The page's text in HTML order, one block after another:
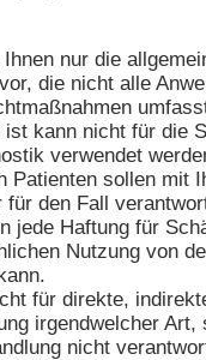
nur die
die nicht alle
kann nicht für die
verwendet
Patienten sollen mit
für den Fall
jede Haftung für
Nutzung von
für direkte,
irgendwelcher
nicht